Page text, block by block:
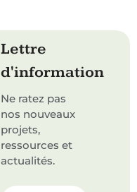
Lettre
d'information
Ne ratez pas
nos nouveaux
projets,
ressources et
actualités.